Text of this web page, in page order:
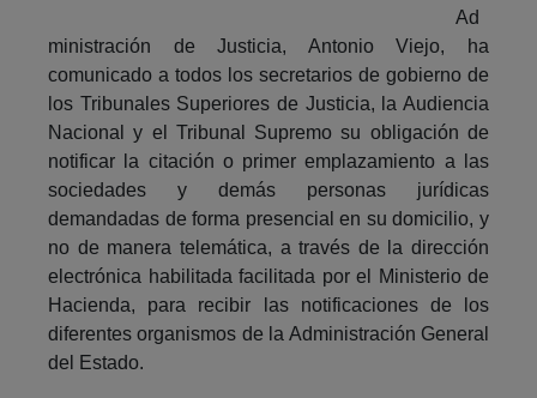
Ad
ministración de Justicia, Antonio Viejo, ha
comunicado a todos los secretarios de gobierno de
los Tribunales Superiores de Justicia, la Audiencia
Nacional y el Tribunal Supremo su obligación de
notificar la citación o primer emplazamiento a las
sociedades y demás personas jurídicas
demandadas de forma presencial en su domicilio, y
no de manera telemática, a través de la dirección
electrónica habilitada facilitada por el Ministerio de
Hacienda, para recibir las notificaciones de los
diferentes organismos de la Administración General
del Estado.